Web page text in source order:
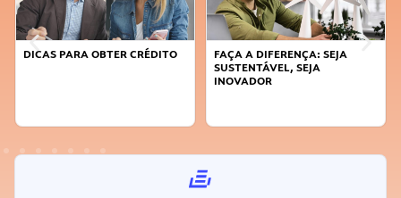
DICAS PARA OBTER CRÉDITO
FAÇA A DIFERENÇA: SEJA
SUSTENTÁVEL, SEJA
INOVADOR